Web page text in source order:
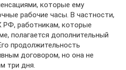
которые ему
рабочие часы. В частности,
РФ, работникам, которые
полагается дополнительный
продолжительность
договором, но она не
три дня.